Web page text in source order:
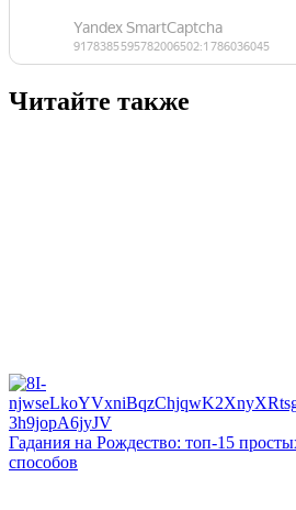
Читайте также
Гадания на Рождество: топ-15
способов